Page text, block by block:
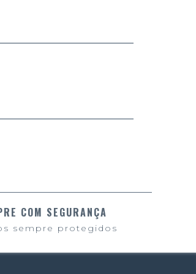
COM SEGURANÇA
sempre protegidos